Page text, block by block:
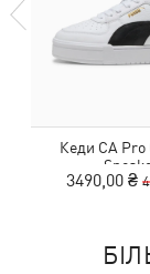
Кеди CA Pro
3490,00 ₴